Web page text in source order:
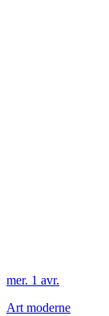
mer. 1 avr.
Art moderne